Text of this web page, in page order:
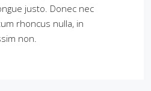
justo. Donec nec
rhoncus nulla, in
non.